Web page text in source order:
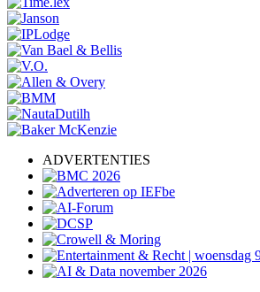
ADVERTENTIES